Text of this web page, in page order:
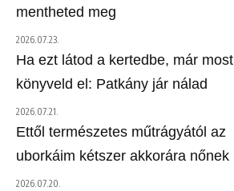
mentheted meg
2026.07.23.
Ha ezt látod a kertedbe, már most
könyveld el: Patkány jár nálad
2026.07.21.
Ettől természetes műtrágyától az
uborkáim kétszer akkorára nőnek
2026.07.20.